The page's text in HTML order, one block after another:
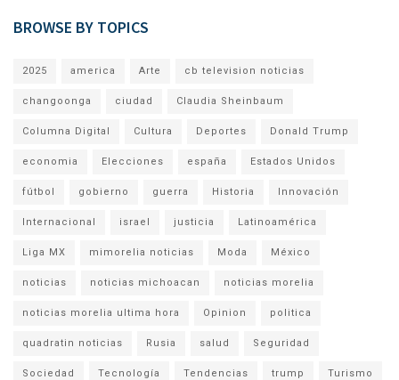
BROWSE BY TOPICS
2025 america Arte cb television noticias
changoonga ciudad Claudia Sheinbaum
Columna Digital Cultura Deportes Donald Trump
economia Elecciones españa Estados Unidos
fútbol gobierno guerra Historia Innovación
Internacional israel justicia Latinoamérica
Liga MX mimorelia noticias Moda México
noticias noticias michoacan noticias morelia
noticias morelia ultima hora Opinion politica
quadratin noticias Rusia salud Seguridad
Sociedad Tecnología Tendencias trump Turismo